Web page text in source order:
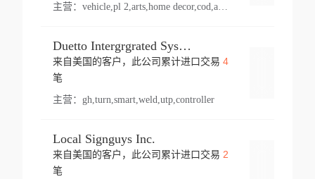
主营： vehicle,pl 2,arts,home decor,cod,amusement ride,sea
Duetto Intergrgrated Systems Inc.
来自美国的客户，此公司累计进口交易 4
笔
主营： gh,turn,smart,weld,utp,controller
Local Signguys Inc.
来自美国的客户，此公司累计进口交易 2
笔